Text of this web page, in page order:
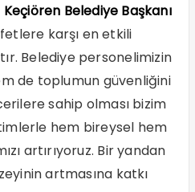
Keçiören Belediye Başkanı
karşı en etkili
Belediye personelimizin
de toplumun güvenliğini
sahip olması bizim
hem bireysel hem
artırıyoruz. Bir yandan
artmasına katkı